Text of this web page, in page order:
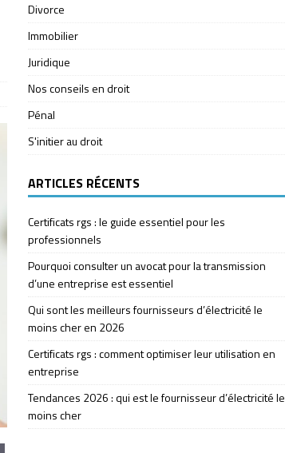
Divorce
Immobilier
Juridique
Nos conseils en droit
Pénal
S'initier au droit
ARTICLES RÉCENTS
Certificats rgs : le guide essentiel pour les
professionnels
Pourquoi consulter un avocat pour la transmission
d’une entreprise est essentiel
Qui sont les meilleurs fournisseurs d’électricité le
moins cher en 2026
Certificats rgs : comment optimiser leur utilisation en
entreprise
Tendances 2026 : qui est le fournisseur d’électricité le
moins cher